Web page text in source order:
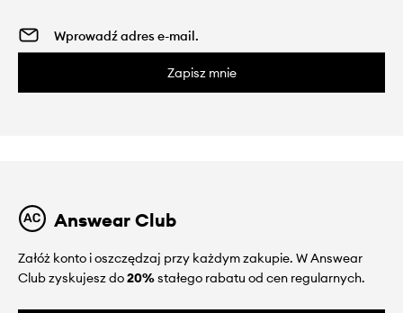
Zapisz mnie
Answear Club
Załóż konto i oszczędzaj przy każdym zakupie. W Answear
Club zyskujesz do20%stałego rabatu od cen regularnych.